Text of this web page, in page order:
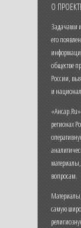
О
Задачами
его
обществе
России,
и
регионах
вопросам.
самую